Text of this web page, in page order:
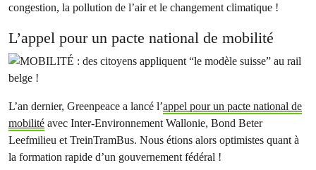
congestion, la pollution de l’air et le changement climatique !
L’appel pour un pacte national de mobilité
L’an dernier, Greenpeace a lancé l’appel pour un pacte national de
mobilité avec Inter-Environnement Wallonie, Bond Beter
Leefmilieu et TreinTramBus. Nous étions alors optimistes quant à
la formation rapide d’un gouvernement fédéral !